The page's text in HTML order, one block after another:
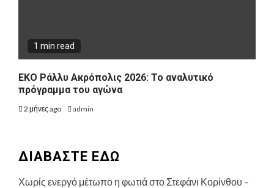
1 min read
ΕΚΟ Ράλλυ Ακρόπολις 2026: Το αναλυτικό
πρόγραμμα του αγώνα
2 μήνες ago admin
ΔΙΑΒΑΣΤΕ ΕΔΩ
Χωρίς ενεργό μέτωπο η φωτιά στο Στεφάνι Κορίνθου –